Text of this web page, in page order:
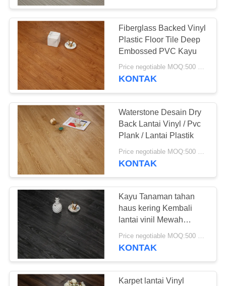
Lantai vinyl WPC
Fiberglass Backed Vinyl
Plastic Floor Tile Deep
Embossed PVC Kayu
Price negotiable MOQ:500 meter persegi
KONTAK
Waterstone Desain Dry
Back Lantai Vinyl / Pvc
Plank / Lantai Plastik
KONTAK
Kayu Tanaman tahan
haus kering Kembali
lantai vinil Mewah
papan vinil
KONTAK
Karpet lantai Vinyl